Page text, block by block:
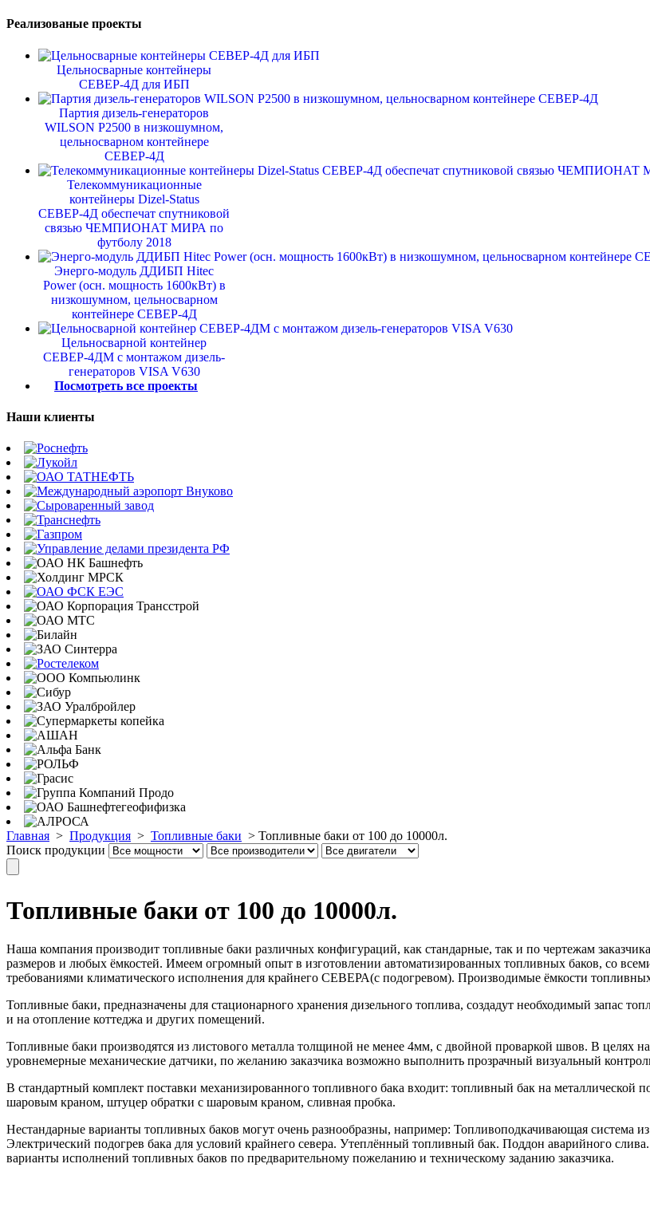
Реализованые проекты
Цельносварные контейнеры
СЕВЕР-4Д для ИБП
Партия дизель-генераторов
WILSON P2500 в низкошумном,
цельносварном контейнере
СЕВЕР-4Д
Телекоммуникационные
контейнеры Dizel-Status
СЕВЕР-4Д обеспечат спутниковой
связью ЧЕМПИОНАТ МИРА по
футболу 2018
Энерго-модуль ДДИБП Hitec
Power (осн. мощность 1600кВт) в
низкошумном, цельносварном
контейнере СЕВЕР-4Д
Цельносварной контейнер
СЕВЕР-4ДМ с монтажом дизель-
генераторов VISA V630
Посмотреть все проекты
Наши клиенты
Главная > Продукция > Топливные баки > Топливные баки от 100 до 10000л.
Поиск продукции
Топливные баки от 100 до 10000л.
Наша компания производит топливные баки различных конфигураций, как стандарные, так и по чертежам
размеров и любых ёмкостей. Имеем огромный опыт в изготовлении автоматизированных топливных баков, со
требованиями климатического исполнения для крайнего СЕВЕРА(с подогревом). Производимые ёмкости
Топливные баки, предназначены для стационарного хранения дизельного топлива, создадут необходимый запас
и на отопление коттеджа и других помещений.
Топливные баки производятся из листового металла толщиной не менее 4мм, с двойной проваркой швов. В целях
уровнемерные механические датчики, по желанию заказчика возможно выполнить прозрачный визуальный
В стандартный комплект поставки механизированного топливного бака входит: топливный бак на металлической
шаровым краном, штуцер обратки с шаровым краном, сливная пробка.
Нестандарные варианты топливных баков могут очень разнообразны, например: Топливоподкачивающая система
Электрический подогрев бака для условий крайнего севера. Утеплённый топливный бак. Поддон аварийного
варианты исполнений топливных баков по предварительному пожеланию и техническому заданию заказчика.